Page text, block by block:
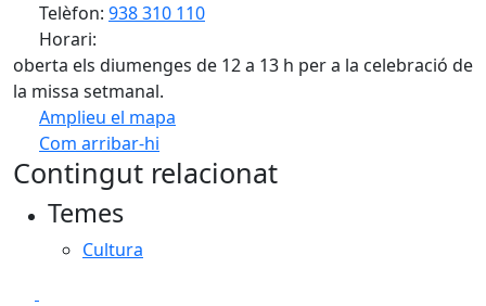
Telèfon: 938 310 110
Horari:
oberta els diumenges de 12 a 13 h per a la celebració de
la missa setmanal.
Amplieu el mapa
Com arribar-hi
+
Contingut relacionat
Temes
Cultura